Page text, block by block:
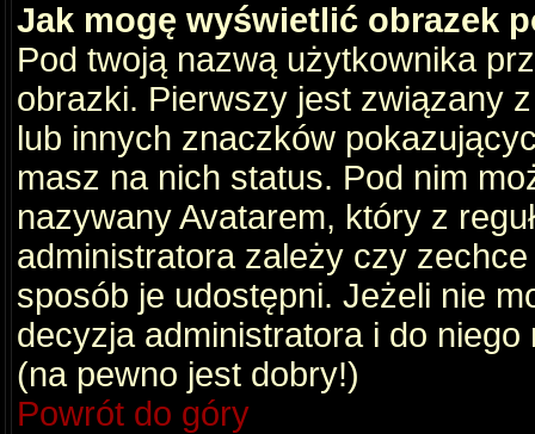
Jak mogę wyświetlić obrazek
Pod twoją nazwą użytkownika
obrazki. Pierwszy jest związany
lub innych znaczków
masz na nich status. Pod nim
nazywany Avatarem, który z
administratora zależy czy
sposób je udostępni. Jeżeli nie
decyzja administratora i do
(na pewno jest dobry!)
Powrót do góry